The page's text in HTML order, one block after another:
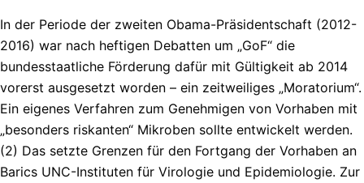
In der Periode der zweiten Obama-Präsidentschaft (2012-
2016) war nach heftigen Debatten um „GoF“ die
bundesstaatliche Förderung dafür mit Gültigkeit ab 2014
vorerst ausgesetzt worden – ein zeitweiliges „Moratorium“.
Ein eigenes Verfahren zum Genehmigen von Vorhaben mit
„besonders riskanten“ Mikroben sollte entwickelt werden.
(2) Das setzte Grenzen für den Fortgang der Vorhaben an
Barics UNC-Instituten für Virologie und Epidemiologie. Zur